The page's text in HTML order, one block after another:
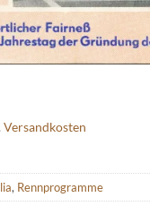
Versandkosten
, Rennprogramme